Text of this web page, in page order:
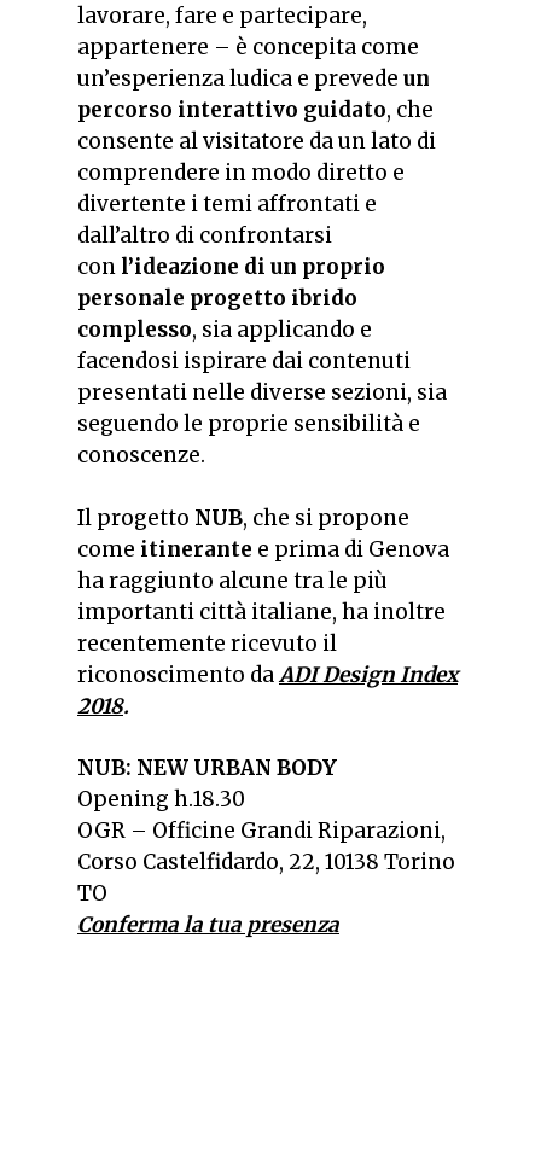
lavorare, fare e partecipare,
appartenere – è concepita come
un’esperienza ludica e prevede un
percorso interattivo guidato, che
consente al visitatore da un lato di
comprendere in modo diretto e
divertente i temi affrontati e
dall’altro di confrontarsi
con l’ideazione di un proprio
personale progetto ibrido
complesso, sia applicando e
facendosi ispirare dai contenuti
presentati nelle diverse sezioni, sia
seguendo le proprie sensibilità e
conoscenze.
Il progetto NUB, che si propone
come itinerante e prima di Genova
ha raggiunto alcune tra le più
importanti città italiane, ha inoltre
recentemente ricevuto il
riconoscimento daADI Design Index
2018.
NUB: NEW URBAN BODY
Opening h.18.30
OGR – Officine Grandi Riparazioni,
Corso Castelfidardo, 22, 10138 Torino
TO
Conferma la tua presenza